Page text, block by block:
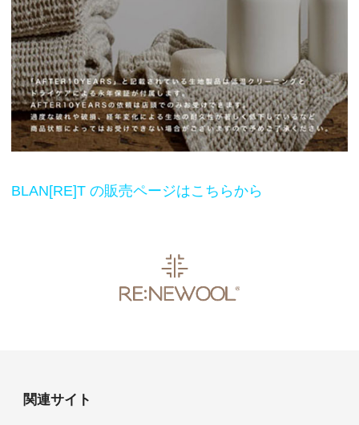
BLAN[RE]T の販売ページはこちらから
関連サイト